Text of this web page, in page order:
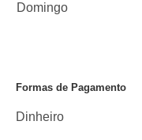
Domingo
Formas de Pagamento
Dinheiro